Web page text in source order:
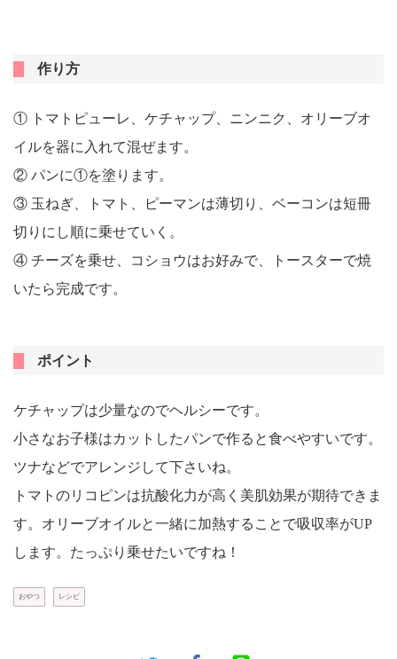
作り方
① トマトピューレ、ケチャップ、ニンニク、オリーブオ
イルを器に入れて混ぜます。
② パンに①を塗ります。
③ 玉ねぎ、トマト、ピーマンは薄切り、ベーコンは短冊
切りにし順に乗せていく。
④ チーズを乗せ、コショウはお好みで、トースターで焼
いたら完成です。
ポイント
ケチャップは少量なのでヘルシーです。
小さなお子様はカットしたパンで作ると食べやすいです。
ツナなどでアレンジして下さいね。
トマトのリコピンは抗酸化力が高く美肌効果が期待できま
す。オリーブオイルと一緒に加熱することで吸収率がUP
します。たっぷり乗せたいですね！
おやつ レシピ